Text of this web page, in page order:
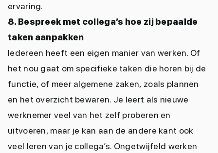
ervaring.
8. Bespreek met collega’s hoe zij bepaalde
taken aanpakken
Iedereen heeft een eigen manier van werken. Of
het nou gaat om specifieke taken die horen bij de
functie, of meer algemene zaken, zoals plannen
en het overzicht bewaren. Je leert als nieuwe
werknemer veel van het zelf proberen en
uitvoeren, maar je kan aan de andere kant ook
veel leren van je collega’s. Ongetwijfeld werken